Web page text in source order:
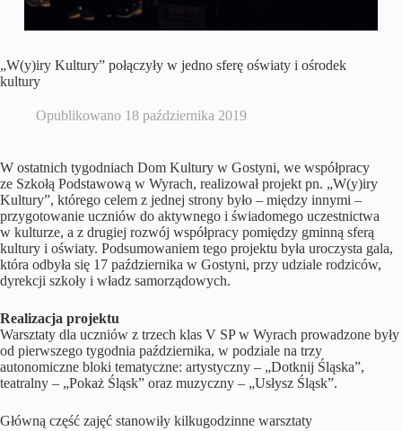
„W(y)iry Kultury” połączyły w jedno sferę oświaty i ośrodek
kultury
Opublikowano 18 października 2019
W ostatnich tygodniach Dom Kultury w Gostyni, we współpracy
ze Szkołą Podstawową w Wyrach, realizował projekt pn. „W(y)iry
Kultury”, którego celem z jednej strony było – między innymi –
przygotowanie uczniów do aktywnego i świadomego uczestnictwa
w kulturze, a z drugiej rozwój współpracy pomiędzy gminną sferą
kultury i oświaty. Podsumowaniem tego projektu była uroczysta gala,
która odbyła się 17 października w Gostyni, przy udziale rodziców,
dyrekcji szkoły i władz samorządowych.
Realizacja projektu
Warsztaty dla uczniów z trzech klas V SP w Wyrach prowadzone były
od pierwszego tygodnia października, w podziale na trzy
autonomiczne bloki tematyczne: artystyczny – „Dotknij Śląska”,
teatralny – „Pokaż Śląsk” oraz muzyczny – „Usłysz Śląsk”.
Główną część zajęć stanowiły kilkugodzinne warsztaty